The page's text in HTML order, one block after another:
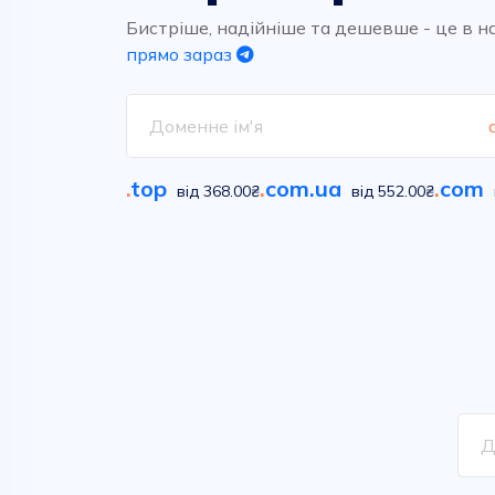
Бистріше, надійніше та дешевше - це в
прямо зараз
.top від 368.00₴.com.ua від 552.00₴.com
Обирайте вільні імена у
сотнях класичних та новітніх
домених зон